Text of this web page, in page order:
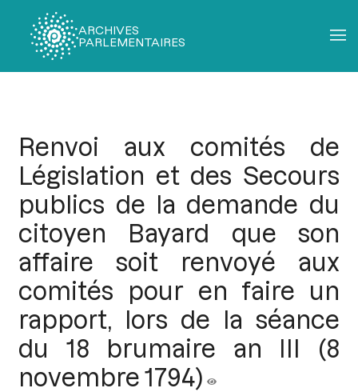
ARCHIVES
PARLEMENTAIRES
Renvoi aux comités de
Législation et des Secours
publics de la demande du
citoyen Bayard que son
affaire soit renvoyé aux
comités pour en faire un
rapport, lors de la séance
du 18 brumaire an III (8
novembre 1794)